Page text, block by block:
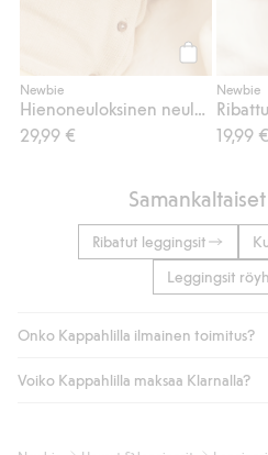
Osta
Newbie
29,99 €
Newbie
19,99 €
Ribatut leggingsit
Leggingsit
Onko Kappahlilla ilmainen toimitus?
Jos olet Kappahl Clubin jäsen, saat
Voiko Kappahlilla maksaa Klarnalla?